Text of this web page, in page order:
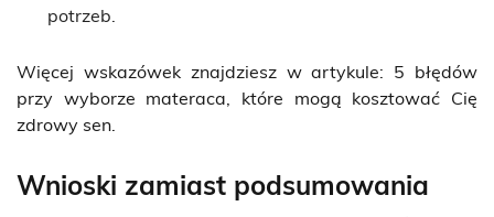
potrzeb.
Więcej wskazówek znajdziesz w artykule: 5 błędów
przy wyborze materaca, które mogą kosztować Cię
zdrowy sen.
Wnioski zamiast podsumowania